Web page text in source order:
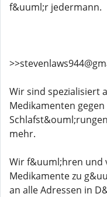
f&uuml;r jedermann.
Wir sind spezialisiert
Medikamenten
mehr.
Wir f&uuml;hren und
Medikamente zu
an alle Adressen in